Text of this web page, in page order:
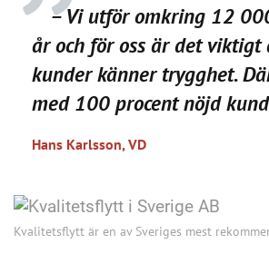
– Vi utför omkring 12 000 flyttar varje
år och för oss är det viktigt
kunder känner trygghet.
med 100 procent nöjd
Hans Karlsson, VD
Kvalitetsflytt är en av Sveriges mest